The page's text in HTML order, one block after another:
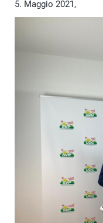
5. Maggio 2021,